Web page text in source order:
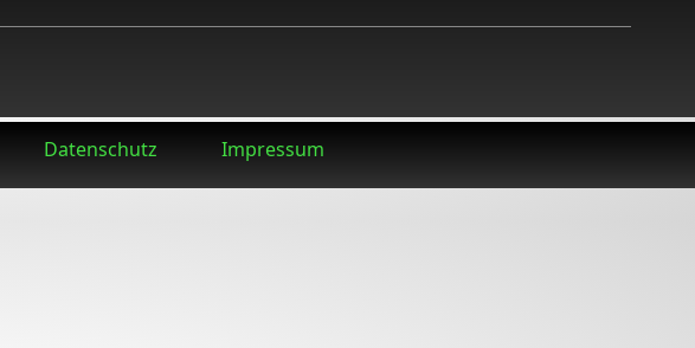
Datenschutz Impressum